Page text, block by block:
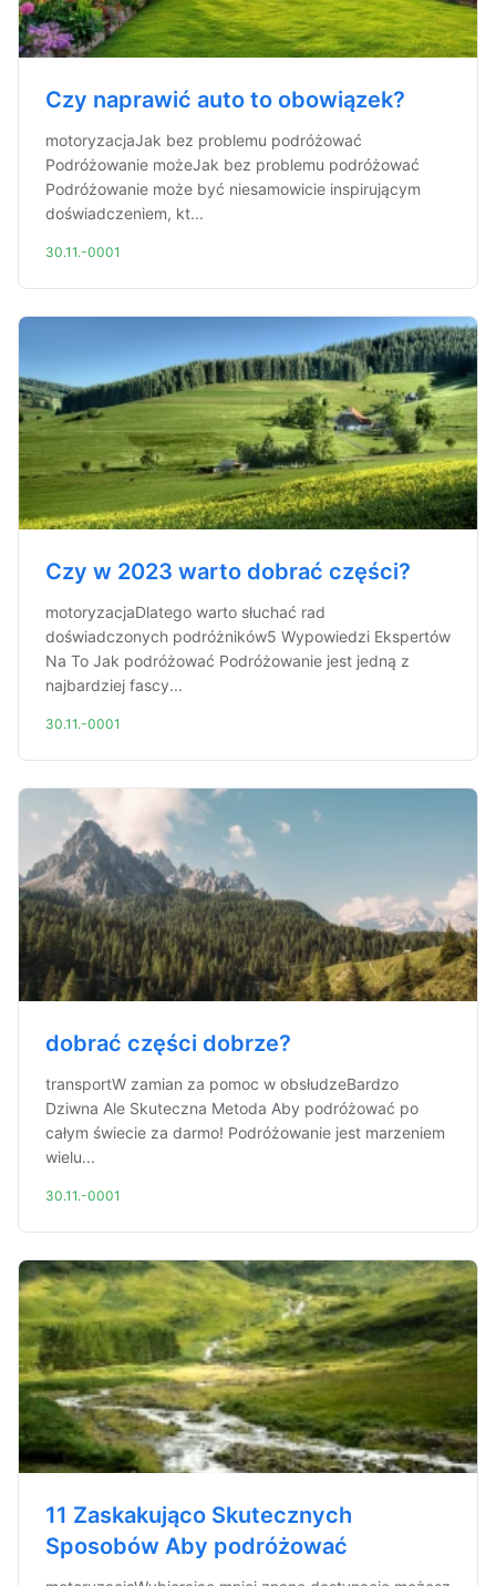
Czy naprawić auto to obowiązek?
motoryzacjaJak bez problemu podróżować
Podróżowanie możeJak bez problemu podróżować
Podróżowanie może być niesamowicie inspirującym
doświadczeniem, kt...
30.11.-0001
Czy w 2023 warto dobrać części?
motoryzacjaDlatego warto słuchać rad
doświadczonych podróżników5 Wypowiedzi Ekspertów
Na To Jak podróżować Podróżowanie jest jedną z
najbardziej fascy...
30.11.-0001
dobrać części dobrze?
transportW zamian za pomoc w obsłudzeBardzo
Dziwna Ale Skuteczna Metoda Aby podróżować po
całym świecie za darmo! Podróżowanie jest marzeniem
wielu...
30.11.-0001
11 Zaskakująco Skutecznych
Sposobów Aby podróżować